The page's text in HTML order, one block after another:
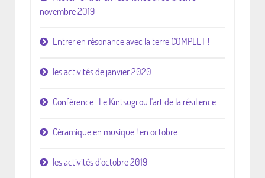
novembre 2019
Entrer en résonance avec la terre COMPLET !
les activités de janvier 2020
Conférence : Le Kintsugi ou l'art de la résilience
Céramique en musique ! en octobre
les activités d'octobre 2019